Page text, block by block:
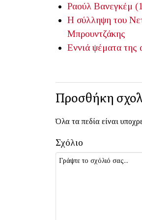
Ραούλ Βανεγκέμ
Η σύλληψη του
Μπρουντζάκης
Εννιά ψέματα της
Προσθήκη
Όλα τα πεδία είναι
Σχόλιο